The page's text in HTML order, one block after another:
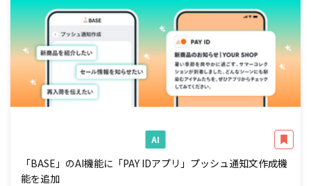
AI
「BASE」のAI機能に「PAY IDアプリ」プッシュ通知文作成機
能を追加